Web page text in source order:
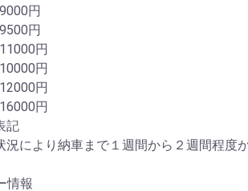
円
円
円
円
円
円
記
況により納車まで１週間から２週間程度
情報